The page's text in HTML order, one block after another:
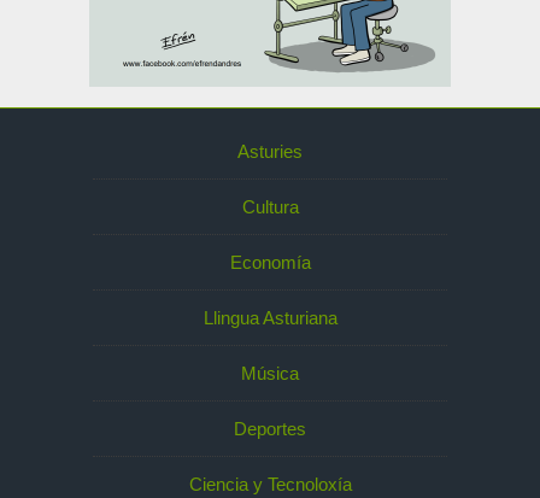
Asturies
Cultura
Economía
Llingua Asturiana
Música
Deportes
Ciencia y Tecnoloxía